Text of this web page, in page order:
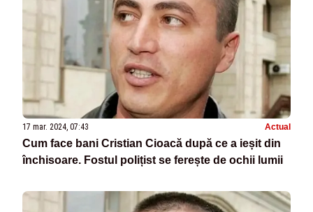
17 mar. 2024, 07:43 Actual
Cum face bani Cristian Cioacă după ce a ieșit din
închisoare. Fostul polițist se ferește de ochii lumii